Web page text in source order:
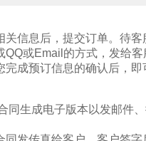
信息后，提交订单。待客
或Email的方式，发给
成预订信息的确认后，即
同生成电子版本以发邮件